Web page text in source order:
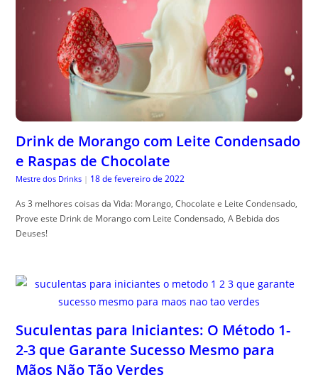
Drink de Morango com Leite Condensado
e Raspas de Chocolate
Mestre dos Drinks | 18 de fevereiro de 2022
As 3 melhores coisas da Vida: Morango, Chocolate e Leite Condensado,
Prove este Drink de Morango com Leite Condensado, A Bebida dos
Deuses!
Suculentas para Iniciantes: O Método 1-
2-3 que Garante Sucesso Mesmo para
Mãos Não Tão Verdes